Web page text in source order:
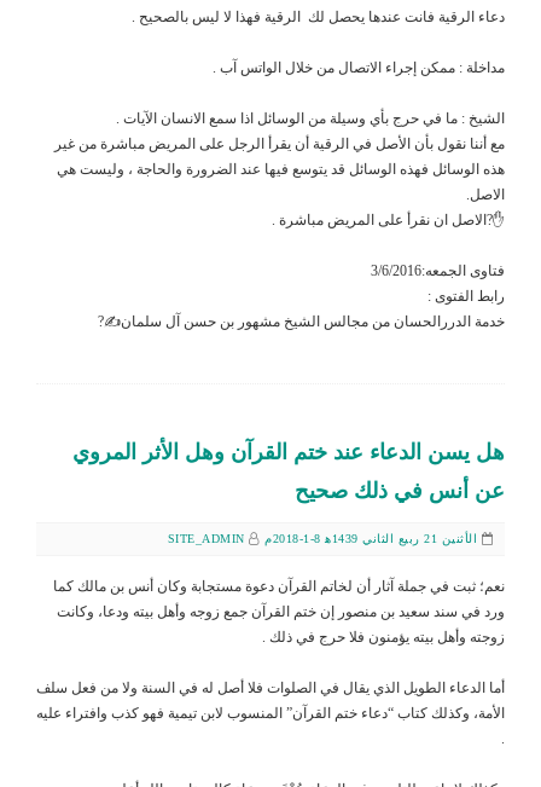
دعاء الرقية فانت عندها يحصل لك الرقية فهذا لا ليس بالصحيح .
مداخلة : ممكن إجراء الاتصال من خلال الواتس آب .
الشيخ : ما في حرج بأي وسيلة من الوسائل اذا سمع الانسان الآيات .
مع أننا نقول بأن الأصل في الرقية أن يقرأ الرجل على المريض مباشرة من غير
هذه الوسائل فهذه الوسائل قد يتوسع فيها عند الضرورة والحاجة ، وليست هي
الاصل.
✋?الاصل ان نقرأ على المريض مباشرة .
فتاوى الجمعه:3/6/2016
رابط الفتوى :
خدمة الدررالحسان من مجالس الشيخ مشهور بن حسن آل سلمان✍?
هل يسن الدعاء عند ختم القرآن وهل الأثر المروي
عن أنس في ذلك صحيح
الأثنين 21 ربيع الثاني 1439ﻫ 8-1-2018م SITE_ADMIN
نعم؛ ثبت في جملة آثار أن لخاتم القرآن دعوة مستجابة وكان أنس بن مالك كما
ورد في سند سعيد بن منصور إن ختم القرآن جمع زوجه وأهل بيته ودعا، وكانت
زوجته وأهل بيته يؤمنون فلا حرج في ذلك .
أما الدعاء الطويل الذي يقال في الصلوات فلا أصل له في السنة ولا من فعل سلف
الأمة، وكذلك كتاب “دعاء ختم القرآن” المنسوب لابن تيمية فهو كذب وافتراء عليه